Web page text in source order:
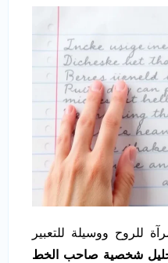
للروح ووسيلة للتعبير
شخصية صاحب الخط